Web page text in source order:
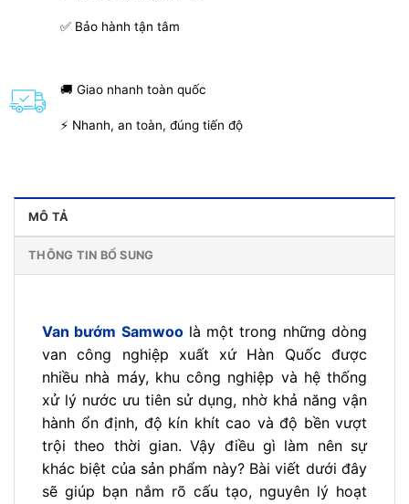
✅ Bảo hành tận tâm
🚚 Giao nhanh toàn quốc
⚡ Nhanh, an toàn, đúng tiến độ
MÔ TẢ
THÔNG TIN BỔ SUNG
Van bướm Samwoolà một trong những dòng
van công nghiệp xuất xứ Hàn Quốc được
nhiều nhà máy, khu công nghiệp và hệ thống
xử lý nước ưu tiên sử dụng, nhờ khả năng vận
hành ổn định, độ kín khít cao và độ bền vượt
trội theo thời gian. Vậy điều gì làm nên sự
khác biệt của sản phẩm này? Bài viết dưới đây
sẽ giúp bạn nắm rõ cấu tạo, nguyên lý hoạt